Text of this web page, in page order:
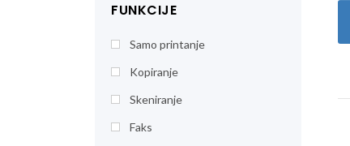
FUNKCIJE
Samo printanje
Kopiranje
Skeniranje
Faks